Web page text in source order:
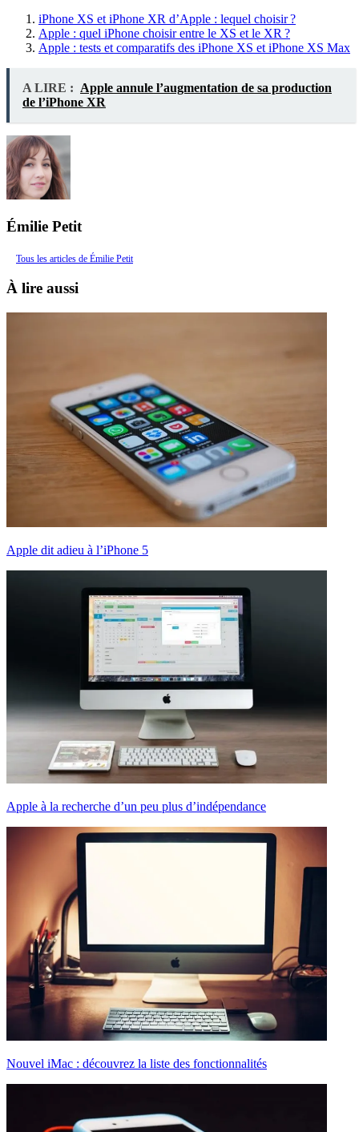
iPhone XS et iPhone XR d’Apple : lequel choisir ?
Apple : quel iPhone choisir entre le XS et le XR ?
Apple : tests et comparatifs des iPhone XS et iPhone XS Max
A LIRE : Apple annule l’augmentation de sa production
de l’iPhone XR
Émilie Petit
Tous les articles de Émilie Petit
À lire aussi
Apple dit adieu à l’iPhone 5
Apple à la recherche d’un peu plus d’indépendance
Nouvel iMac : découvrez la liste des fonctionnalités